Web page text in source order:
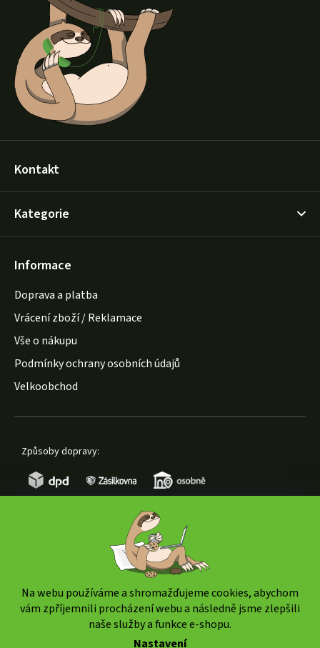
Na webu používáme a shromažďujeme cookies, abychom
vám zpříjemnili procházení webu a následně jsme zlepšili
naše služby a funkce e-shopu.
Nastavení
Kontakt
Kategorie
Informace
Doprava a platba
Vrácení zboží / Reklamace
Vše o nákupu
Podmínky ochrany osobních údajů
Velkoobchod
Způsoby dopravy: